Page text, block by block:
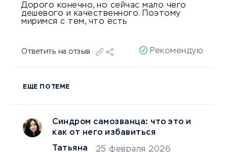
Дорого конечно, но сейчас мало чего
дешевого и качественного. Поэтому
миримся с тем, что есть
Ответить на отзыв Рекомендую
ЕЩЕ ПО ТЕМЕ
Синдром самозванца: что это и
как от него избавиться
Татьяна
25 февраля 2026